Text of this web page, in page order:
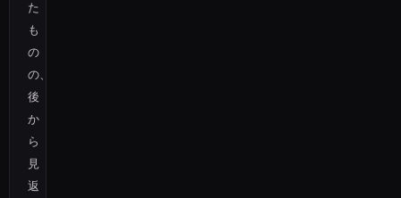
た
も
の
の、
後
か
ら
見
返